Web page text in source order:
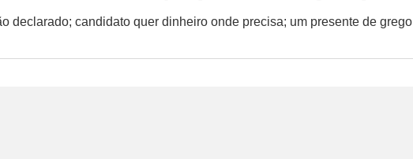
declarado; candidato quer dinheiro onde precisa; um presente de grego